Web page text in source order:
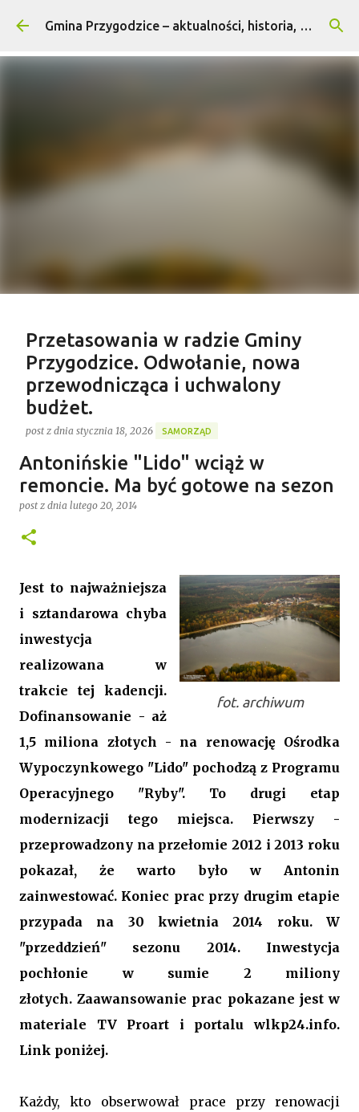
Przejdź do głównej zawartości Gmina Przygodzice – aktualności, historia, turystyka
Gospodarstwo Rybackie Przygodzice
Najnowszy post
Przetasowania w radzie Gminy
Przygodzice. Odwołanie, nowa
przewodnicząca i uchwalony
budżet.
post z dnia stycznia 18, 2026 SAMORZĄD
Ponad 4 godziny trwała ostatnia w 2025 roku XVI sesja
Rady Gminy Przygodzice ustanawiając dotychczasowy
rekord długości posiedzenia rady w kadencji 2024-
„ZMIANA”. Jednym z pierwszych punktów był bowiem
Wnuk finalnie stracił stanowisko, a nową
przewodniczącą została Joanna Jabłecka -
dotychczasowa wiceprzewodnicząca.
Antonińskie "Lido" wciąż w
remoncie. Ma być gotowe na sezon
post z dnia lutego 20, 2014
fot. archiwum
Jest to najważniejsza
i sztandarowa chyba
inwestycja
realizowana w
trakcie tej kadencji.
Dofinansowanie - aż
1,5 miliona złotych - na renowację Ośrodka
Wypoczynkowego "Lido" pochodzą z Programu
Operacyjnego "Ryby". To drugi etap
modernizacji tego miejsca. Pierwszy -
przeprowadzony na przełomie 2012 i 2013 roku
pokazał, że warto było w Antonin
zainwestować. Koniec prac przy drugim etapie
przypada na 30 kwietnia 2014 roku. W
"przeddzień" sezonu 2014. Inwestycja
pochłonie w sumie 2 miliony
złotych.Zaawansowanie prac pokazane jest w
materiale TV Proart i portalu wlkp24.info.
Link poniżej.
Każdy, kto obserwował prace przy renowacji